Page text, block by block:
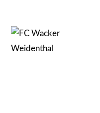
springen